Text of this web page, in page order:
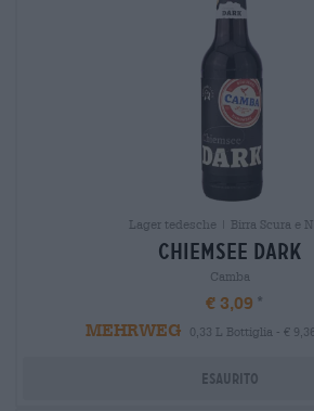
Lager tedesche | Birra Scura e
chiemsee dark
Camba
€ 3,09
MEHRWEG
0,33 L Bottiglia - €
Esaurito